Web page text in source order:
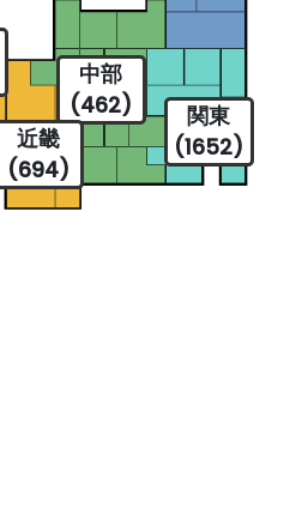
関東
(1652)
中部
(462)
近畿
(694)